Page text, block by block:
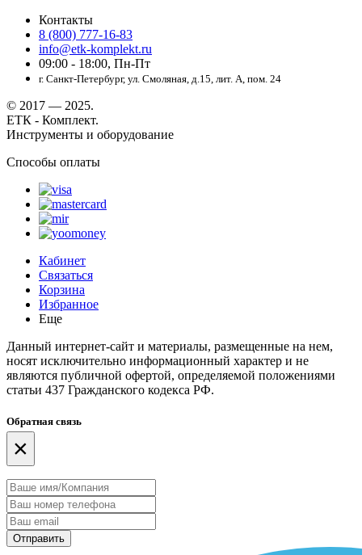
Контакты
8 (800) 777-16-83
info@etk-komplekt.ru
09:00 - 18:00, Пн-Пт
г. Санкт-Петербург, ул. Смоляная, д.15, лит. А, пом. 24
© 2017 — 2025.
ЕТК - Комплект.
Инструменты и оборудование
Способы оплаты
Кабинет
Связаться
Корзина
Избранное
Еще
Данный интернет-сайт и материалы, размещенные на нем,
носят исключительно информационный характер и не
являются публичной офертой, определяемой положениями
статьи 437 Гражданского кодекса РФ.
Обратная связь
×
Отправить